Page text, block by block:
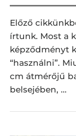
Előző
írtunk. Most a
képződményt
“használni”.
cm átmérőjű
belsejében, …